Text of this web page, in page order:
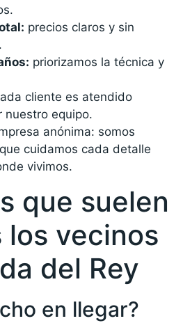
precios claros y sin
priorizamos la técnica y
cliente es atendido
nuestro equipo.
anónima: somos
cuidamos cada detalle
vivimos.
que suelen
los vecinos
del Rey
en llegar?